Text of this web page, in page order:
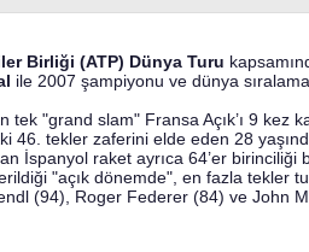
Birliği (ATP) Dünya Turu
ile 2007 şampiyonu ve dünya
tek "grand slam" Fransa Açık’ı 9
46. tekler zaferini elde eden 28
İspanyol raket ayrıca 64’er
"açık dönemde", en fazla tekler
(94), Roger Federer (84) ve John